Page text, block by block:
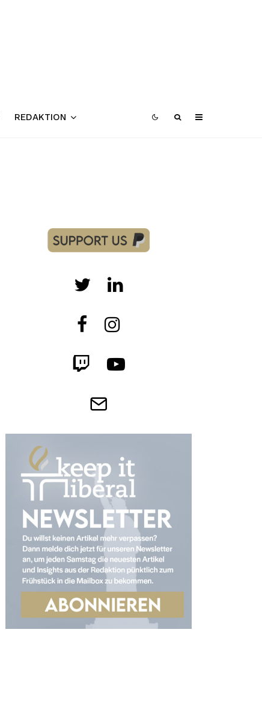
REDAKTION